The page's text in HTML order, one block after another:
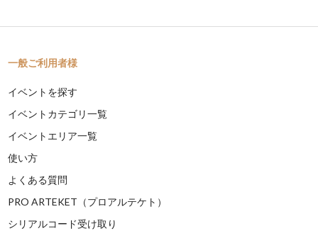
一般ご利用者様
イベントを探す
イベントカテゴリ一覧
イベントエリア一覧
使い方
よくある質問
PRO ARTEKET（プロアルテケト）
シリアルコード受け取り